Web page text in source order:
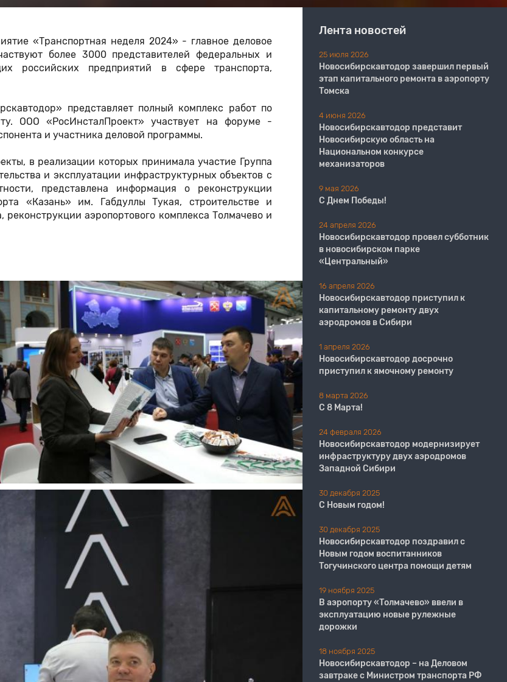
«Транспортная неделя 2024» - главное деловое
более 3000 представителей федеральных и
российских предприятий в сфере транспорта,
представляет полный комплекс работ по
ООО «РосИнсталПроект» участвует на форуме -
и участника деловой программы.
в реализации которых принимала участие Группа
и эксплуатации инфраструктурных объектов с
представлена информация о реконструкции
«Казань» им. Габдуллы Тукая, строительстве и
аэропортового комплекса Толмачево и
Лента новостей
25 июля 2026
Новосибирскавтодор завершил первый
этап капитального ремонта в аэропорту
Томска
4 июня 2026
Новосибирскавтодор представит
Новосибирскую область на
Национальном конкурсе
механизаторов
9 мая 2026
С Днем Победы!
24 апреля 2026
Новосибирскавтодор провел субботник
в новосибирском парке
«Центральный»
16 апреля 2026
Новосибирскавтодор приступил к
капитальному ремонту двух
аэродромов в Сибири
1 апреля 2026
Новосибирскавтодор досрочно
приступил к ямочному ремонту
8 марта 2026
С 8 Марта!
24 февраля 2026
Новосибирскавтодор модернизирует
инфраструктуру двух аэродромов
Западной Сибири
30 декабря 2025
С Новым годом!
30 декабря 2025
Новосибирскавтодор поздравил с
Новым годом воспитанников
Тогучинского центра помощи детям
19 ноября 2025
В аэропорту «Толмачево» ввели в
эксплуатацию новые рулежные
дорожки
18 ноября 2025
Новосибирскавтодор – на Деловом
завтраке с Министром транспорта РФ